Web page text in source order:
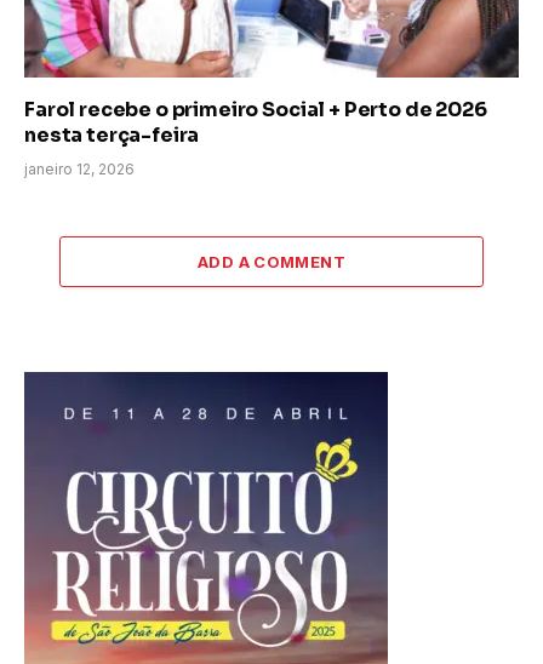
Farol recebe o primeiro Social + Perto de 2026
nesta terça-feira
janeiro 12, 2026
ADD A COMMENT